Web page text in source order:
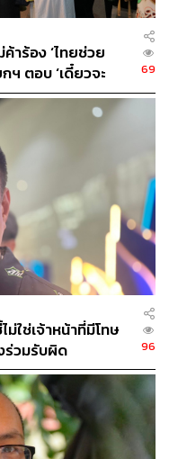
ม
กระทรวงมหาดไทย
รี
ศุภมาศ อิศรภักดี
า
ทำเนียบรัฐบาล
เรก
าร้อง ‘ไทยช่วย
ตอบ ‘เดี๋ยวจะ
69
ใช่เจ้าหน้าที่มีโทษ
ร่วมรับผิด
96